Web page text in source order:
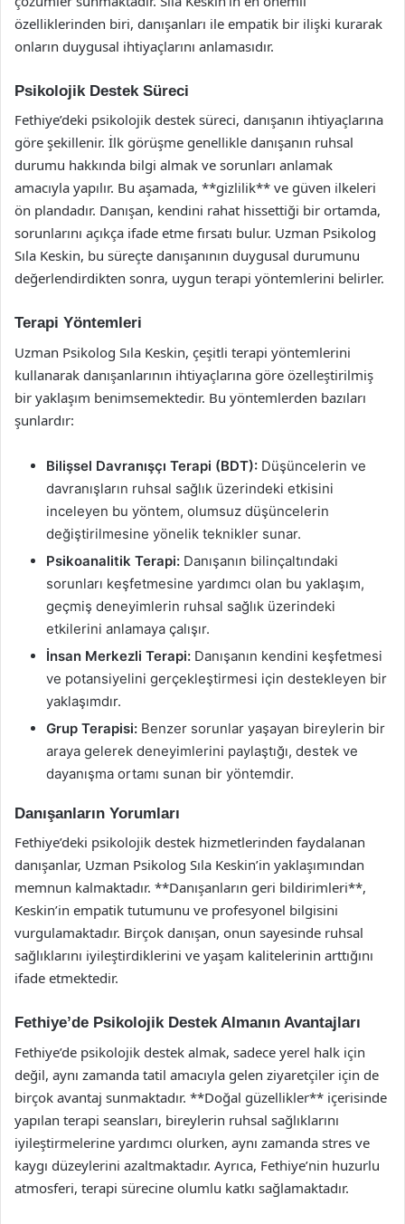
özelliklerinden biri, danışanları ile empatik bir ilişki kurarak
onların duygusal ihtiyaçlarını anlamasıdır.
Psikolojik Destek Süreci
Fethiye’deki psikolojik destek süreci, danışanın ihtiyaçlarına
göre şekillenir. İlk görüşme genellikle danışanın ruhsal
durumu hakkında bilgi almak ve sorunları anlamak
amacıyla yapılır. Bu aşamada, **gizlilik** ve güven ilkeleri
ön plandadır. Danışan, kendini rahat hissettiği bir ortamda,
sorunlarını açıkça ifade etme fırsatı bulur. Uzman Psikolog
Sıla Keskin, bu süreçte danışanının duygusal durumunu
değerlendirdikten sonra, uygun terapi yöntemlerini belirler.
Terapi Yöntemleri
Uzman Psikolog Sıla Keskin, çeşitli terapi yöntemlerini
kullanarak danışanlarının ihtiyaçlarına göre özelleştirilmiş
bir yaklaşım benimsemektedir. Bu yöntemlerden bazıları
şunlardır:
Bilişsel Davranışçı Terapi (BDT): Düşüncelerin ve
davranışların ruhsal sağlık üzerindeki etkisini
inceleyen bu yöntem, olumsuz düşüncelerin
değiştirilmesine yönelik teknikler sunar.
Psikoanalitik Terapi: Danışanın bilinçaltındaki
sorunları keşfetmesine yardımcı olan bu yaklaşım,
geçmiş deneyimlerin ruhsal sağlık üzerindeki
etkilerini anlamaya çalışır.
İnsan Merkezli Terapi: Danışanın kendini keşfetmesi
ve potansiyelini gerçekleştirmesi için destekleyen bir
yaklaşımdır.
Grup Terapisi: Benzer sorunlar yaşayan bireylerin bir
araya gelerek deneyimlerini paylaştığı, destek ve
dayanışma ortamı sunan bir yöntemdir.
Danışanların Yorumları
Fethiye’deki psikolojik destek hizmetlerinden faydalanan
danışanlar, Uzman Psikolog Sıla Keskin’in yaklaşımından
memnun kalmaktadır. **Danışanların geri bildirimleri**,
Keskin’in empatik tutumunu ve profesyonel bilgisini
vurgulamaktadır. Birçok danışan, onun sayesinde ruhsal
sağlıklarını iyileştirdiklerini ve yaşam kalitelerinin arttığını
ifade etmektedir.
Fethiye’de Psikolojik Destek Almanın Avantajları
Fethiye’de psikolojik destek almak, sadece yerel halk için
değil, aynı zamanda tatil amacıyla gelen ziyaretçiler için de
birçok avantaj sunmaktadır. **Doğal güzellikler** içerisinde
yapılan terapi seansları, bireylerin ruhsal sağlıklarını
iyileştirmelerine yardımcı olurken, aynı zamanda stres ve
kaygı düzeylerini azaltmaktadır. Ayrıca, Fethiye’nin huzurlu
atmosferi, terapi sürecine olumlu katkı sağlamaktadır.